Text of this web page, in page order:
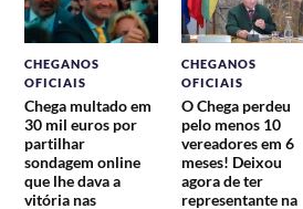
CHEGANOS
OFICIAIS
Chega multado em
30 mil euros por
partilhar
sondagem online
que lhe dava a
vitória nas
CHEGANOS
OFICIAIS
O Chega perdeu
pelo menos 10
vereadores em 6
meses! Deixou
agora de ter
representante na